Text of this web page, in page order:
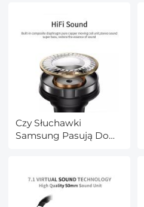
Czy Słuchawki
Samsung Pasują Do